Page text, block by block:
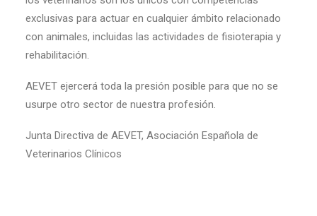
exclusivas para actuar en cualquier ámbito relacionado
con animales, incluidas las actividades de fisioterapia y
rehabilitación.
AEVET ejercerá toda la presión posible para que no se
usurpe otro sector de nuestra profesión.
Junta Directiva de AEVET, Asociación Española de
Veterinarios Clínicos